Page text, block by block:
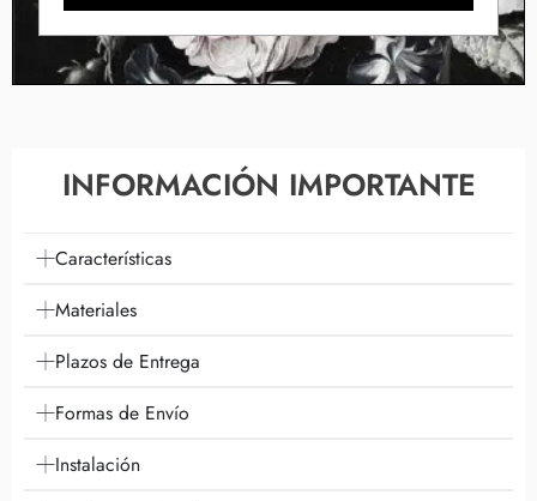
INFORMACIÓN IMPORTANTE
Características
Materiales
Plazos de Entrega
Formas de Envío
Instalación